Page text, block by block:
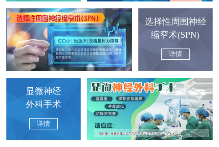
选择性周围神经
缩窄术(SPN)
详情
显微神经
外科手术
详情